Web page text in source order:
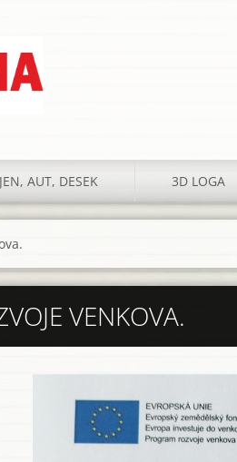
AUT, DESEK 3D LOGA
VENKOVA.